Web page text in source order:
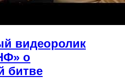
видеоролик
о
битве